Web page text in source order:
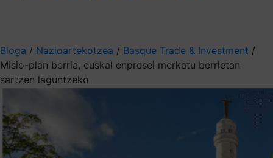
Bloga / Nazioartekotzea / Basque Trade & Investment /
Misio-plan berria, euskal enpresei merkatu berrietan
sartzen laguntzeko